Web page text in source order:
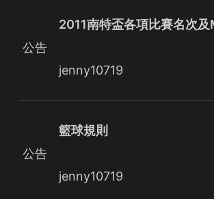
公告
2011南特盃各項比賽名次
jenny10719
公告
籃球規則
jenny10719